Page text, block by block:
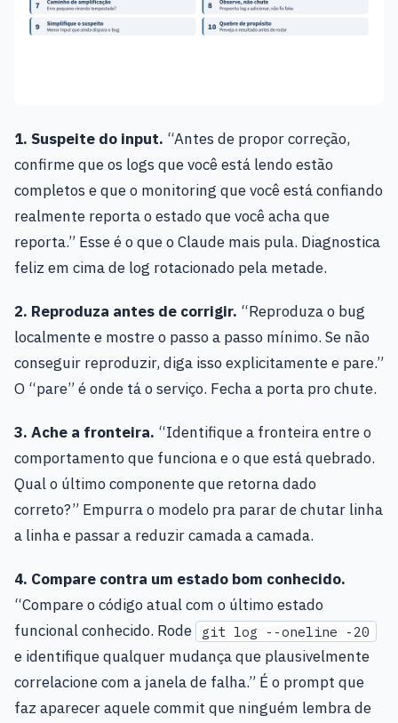
1. Suspeite do input. “Antes de propor correção,
confirme que os logs que você está lendo estão
completos e que o monitoring que você está confiando
realmente reporta o estado que você acha que
reporta.” Esse é o que o Claude mais pula. Diagnostica
feliz em cima de log rotacionado pela metade.
2. Reproduza antes de corrigir. “Reproduza o bug
localmente e mostre o passo a passo mínimo. Se não
conseguir reproduzir, diga isso explicitamente e pare.”
O “pare” é onde tá o serviço. Fecha a porta pro chute.
3. Ache a fronteira. “Identifique a fronteira entre o
comportamento que funciona e o que está quebrado.
Qual o último componente que retorna dado
correto?” Empurra o modelo pra parar de chutar linha
a linha e passar a reduzir camada a camada.
4. Compare contra um estado bom conhecido.
“Compare o código atual com o último estado
funcional conhecido. Rode
git log --oneline -20
e identifique qualquer mudança que plausivelmente
correlacione com a janela de falha.” É o prompt que
faz aparecer aquele commit que ninguém lembra de